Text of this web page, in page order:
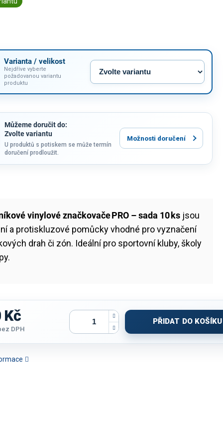
Varianta / velikost
Nejdříve vyberte
požadovanou variantu
produktu
Můžeme doručit do:
Zvolte variantu
U produktů s potiskem se může termín
doručení prodloužit.
Možnosti doručení
vinylové značkovače PRO – sada 10 ks jsou
a protiskluzové pomůcky vhodné pro vyznačení
drah či zón. Ideální pro sportovní kluby, školy
Kč
DPH
PŘIDAT DO KOŠÍKU